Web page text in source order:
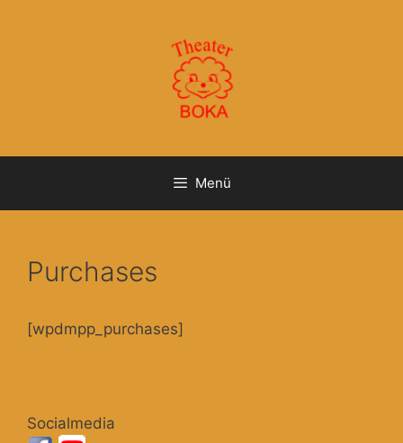
Menü
Purchases
[wpdmpp_purchases]
Socialmedia